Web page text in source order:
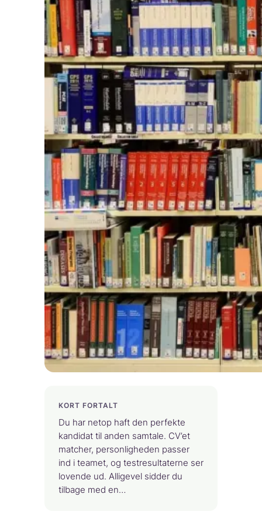
KORT FORTALT
Du har netop haft den perfekte
kandidat til anden samtale. CV’et
matcher, personligheden passer
ind i teamet, og testresultaterne ser
lovende ud. Alligevel sidder du
tilbage med en…